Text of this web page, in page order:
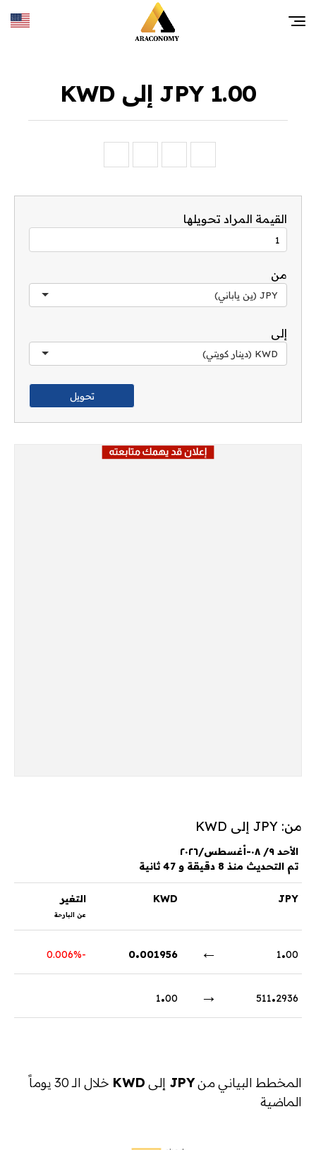
1.00 JPY إلى KWD
القيمة المراد تحويلها
من
JPY (ين ياباني)
إلى
KWD (دينار كويتي)
من: JPY إلى KWD
الأحد ٩/ ٠٨-أغسطس/٢٠٢٦
تم التحديث منذ 8 دقيقة و 47 ثانية
JPY
KWD التغير
عن البارحة
1.00
←
0.001956
-0.006%
511.2936
→
1.00
المخطط البياني منJPY إلى KWD
خلال الـ 30 يوماً
الماضية